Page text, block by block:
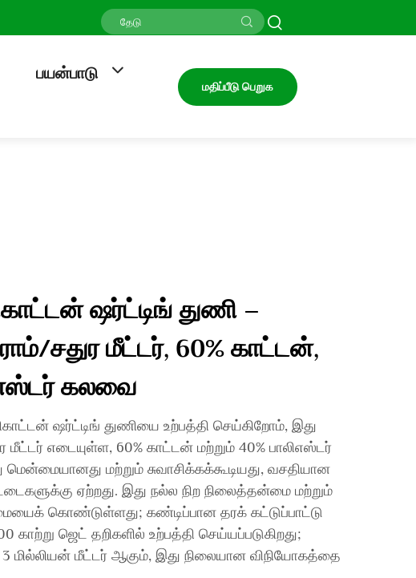
பயன்பாடு
மதிப்பீடு பெறுக
ஷர்ட்டிங் துணி –
சதுர மீட்டர், 60% காட்டன்,
கலவை
ஷர்ட்டிங் துணியை உற்பத்தி செய்கிறோம், இது
மீட்டர் எடையுள்ள, 60% காட்டன் மற்றும் 40% பாலிஎஸ்டர்
மற்றும் சுவாசிக்கக்கூடியது, வசதியான
ஏற்றது. இது நல்ல நிற நிலைத்தன்மை மற்றும்
கொண்டுள்ளது; கண்டிப்பான தரக் கட்டுப்பாட்டு
காற்று ஜெட் தறிகளில் உற்பத்தி செய்யப்படுகிறது;
3 மில்லியன் மீட்டர் ஆகும், இது நிலையான விநியோகத்தை